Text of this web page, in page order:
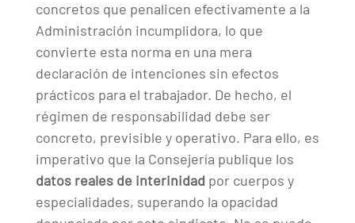
concretos que penalicen efectivamente a la
Administración incumplidora, lo que
convierte esta norma en una mera
declaración de intenciones sin efectos
prácticos para el trabajador. De hecho, el
régimen de responsabilidad debe ser
concreto, previsible y operativo. Para ello, es
imperativo que la Consejería publique los
datos reales de interinidad por cuerpos y
especialidades, superando la opacidad